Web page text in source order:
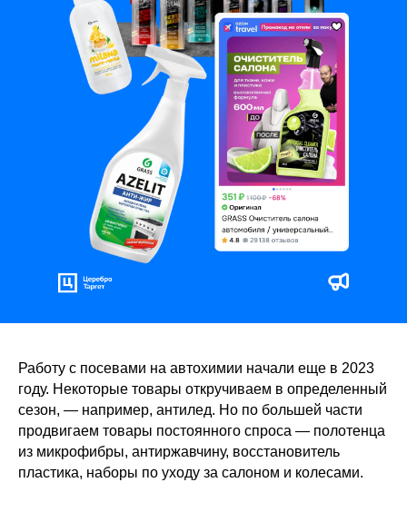
Работу с посевами на автохимии начали еще в 2023
году. Некоторые товары откручиваем в определенный
сезон, — например, антилед. Но по большей части
продвигаем товары постоянного спроса — полотенца
из микрофибры, антиржавчину, восстановитель
пластика, наборы по уходу за салоном и колесами.